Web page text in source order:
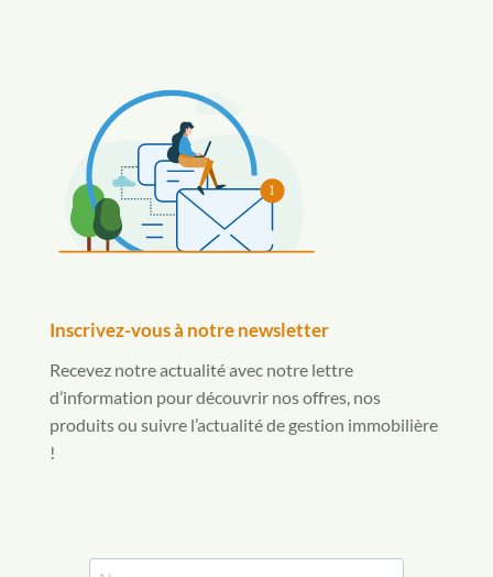
1
Inscrivez-vous à notre newsletter
Recevez notre actualité avec notre lettre
d’information pour découvrir nos offres, nos
produits ou suivre l’actualité de gestion immobilière
!